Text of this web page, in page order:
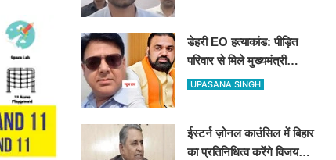
डेहरी EO हत्याकांड: पीड़ित
परिवार से मिले मुख्यमंत्री
सम्राट चौधरी, बोले– दोषियों को
UPASANA SINGH
ईस्टर्न ज़ोनल काउंसिल में बिहार
का प्रतिनिधित्व करेंगे विजय